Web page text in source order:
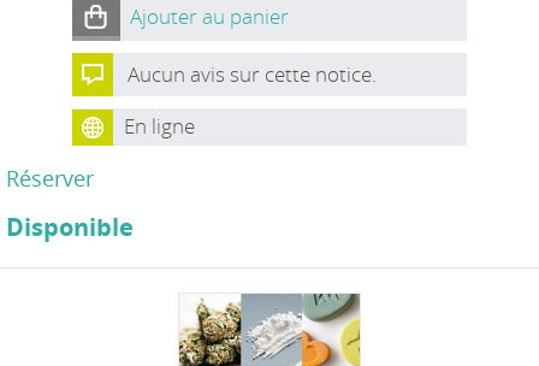
Ajouter au panier
Aucun avis sur cette notice.
En ligne
Réserver
Disponible